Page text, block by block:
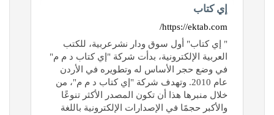
إي كتاب
https://ektab.com/
" إي كتاب" أول سوق ودار نشرعربية، للكتب
العربية الإلكترونية، بدأت شركة "إي كتاب د م م"
في وضع حجر الأساس له وتطويره في الأردن
عام 2010. وتهدف شركة "إي كتاب د م م"، من
خلال منبرها هذا أن تكون المصدر الأكثر تنوعًا
والأكبر حجمًا في الإصدارات الإلكترونية باللغة